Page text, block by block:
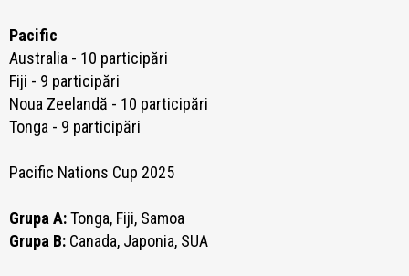
Pacific
Australia - 10 participări
Fiji - 9 participări
Noua Zeelandă - 10 participări
Tonga - 9 participări
Pacific Nations Cup 2025
Grupa A:Tonga, Fiji, Samoa
Grupa B: Canada, Japonia, SUA